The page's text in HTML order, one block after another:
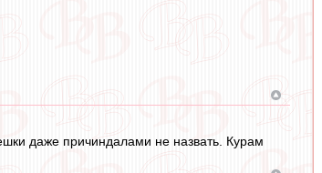
даже причиндалами не назвать. Курам